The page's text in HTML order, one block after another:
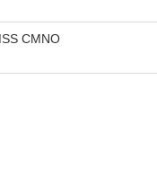
CMNO